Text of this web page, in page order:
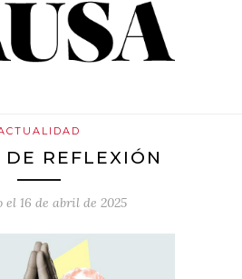
REFLEXIÓN
el 16 de abril de 2025